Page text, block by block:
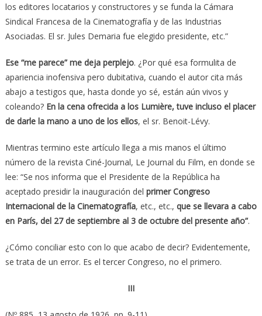
los editores locatarios y constructores y se funda la Cámara
Sindical Francesa de la Cinematografía y de las Industrias
Asociadas. El sr. Jules Demaria fue elegido presidente, etc.”
Ese “me parece” me deja perplejo. ¿Por qué esa formulita de
apariencia inofensiva pero dubitativa, cuando el autor cita más
abajo a testigos que, hasta donde yo sé, están aún vivos y
coleando? En la cena ofrecida a los Lumière, tuve incluso el placer
de darle la mano a uno de los ellos, el sr. Benoit-Lévy.
Mientras termino este artículo llega a mis manos el último
número de la revista Ciné-Journal, Le Journal du Film, en donde se
lee: “Se nos informa que el Presidente de la República ha
aceptado presidir la inauguración del primer Congreso
Internacional de la Cinematografía, etc., etc., que se llevara a cabo
en París, del 27 de septiembre al 3 de octubre del presente año”.
¿Cómo conciliar esto con lo que acabo de decir? Evidentemente,
se trata de un error. Es el tercer Congreso, no el primero.
III